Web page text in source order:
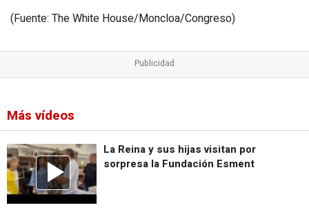
(Fuente: The White House/Moncloa/Congreso)
Más vídeos
La Reina y sus hijas visitan por
sorpresa la Fundación Esment